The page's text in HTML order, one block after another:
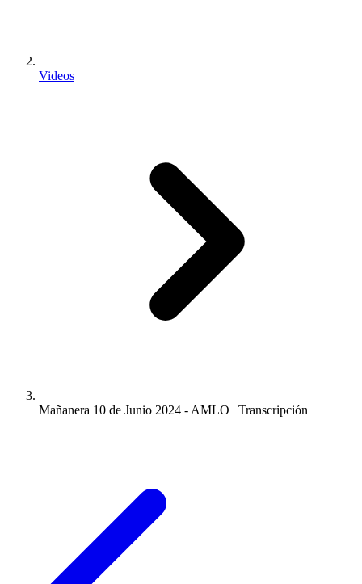
Videos
Mañanera 10 de Junio 2024 - AMLO | Transcripción